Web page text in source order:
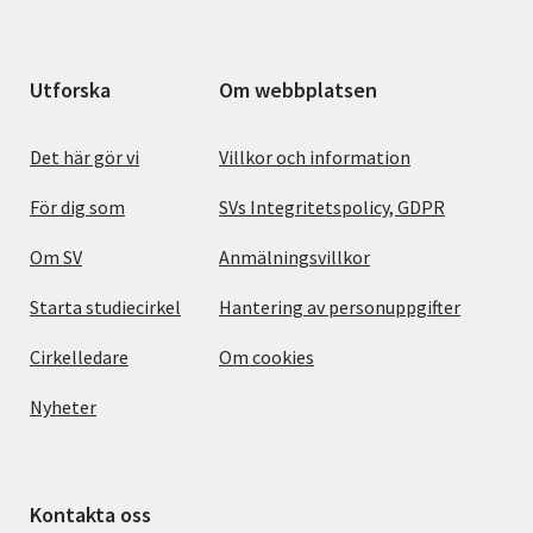
Utforska
Det här gör vi
För dig som
Om SV
Starta studiecirkel
Cirkelledare
Nyheter
Om webbplatsen
Villkor och information
SVs Integritetspolicy, GDPR
Anmälningsvillkor
Hantering av personuppgifter
Om cookies
Kontakta oss